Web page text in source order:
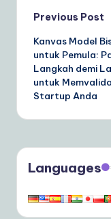
Post
Previous Post
Kanvas Model
untuk Pemula:
Langkah demi
untuk
Startup Anda
Languages